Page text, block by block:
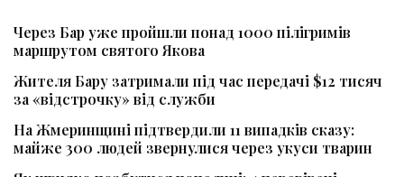
Через Бар уже пройшли понад 1000 пілігримів
маршрутом святого Якова
Жителя Бару затримали під час передачі $12 тисяч
за «відстрочку» від служби
На Жмеринщині підтвердили 11 випадків сказу:
майже 300 людей звернулися через укуси тварин